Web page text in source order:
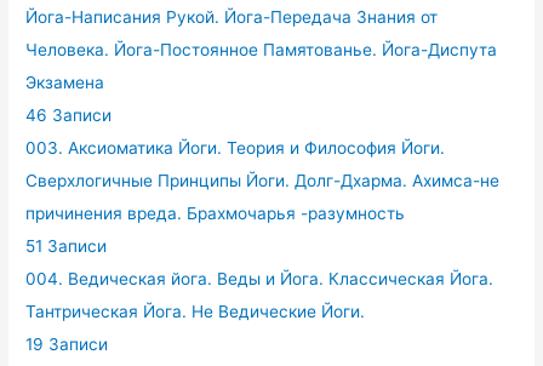
Йога-Написания Рукой. Йога-Передача Знания от
Человека. Йога-Постоянное Памятованье. Йога-Диспута
Экзамена
46 Записи
003. Аксиоматика Йоги. Теория и Философия Йоги.
Сверхлогичные Принципы Йоги. Долг-Дхарма. Ахимса-не
причинения вреда. Брахмочарья -разумность
51 Записи
004. Ведическая йога. Веды и Йога. Классическая Йога.
Тантрическая Йога. Не Ведические Йоги.
19 Записи